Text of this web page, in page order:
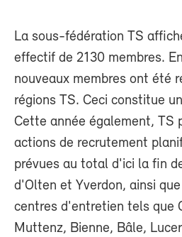
La sous-fédération TS
effectif de 2130 membres.
nouveaux membres ont été
régions TS. Ceci constitue
Cette année également, TS
actions de recrutement
prévues au total d'ici la fin
d'Olten et Yverdon, ainsi
centres d'entretien tels que
Muttenz, Bienne, Bâle,